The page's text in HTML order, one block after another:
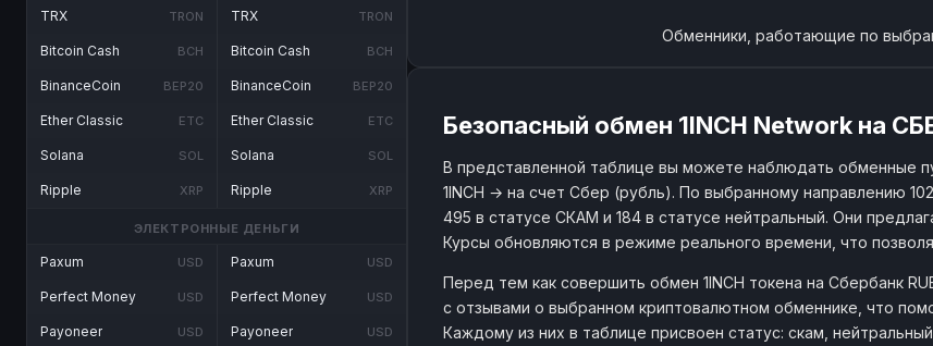
TRX TRON
Bitcoin Cash BCH
BinanceCoin BEP20
Ether Classic ETC
Solana SOL
Ripple XRP
TRX TRON
Bitcoin Cash BCH
BinanceCoin BEP20
Ether Classic ETC
Solana SOL
Ripple XRP
ЭЛЕКТРОННЫЕ ДЕНЬГИ
Paxum USD
Perfect Money USD
Payoneer USD
Paxum USD
Perfect Money USD
Payoneer USD
Обменники, работающие по
Безопасный обмен 1INCH Network на
В представленной таблице вы можете наблюдать обменные
1INCH → на счет Сбер (рубль). По выбранному направлению
495 в статусе СКАМ и 184 в статусе нейтральный. Они
Курсы обновляются в режиме реального времени, что
Перед тем как совершить обмен 1INCH токена на Сбербанк
с отзывами о выбранном криптовалютном обменнике, что
Каждому из них в таблице присвоен статус: скам,